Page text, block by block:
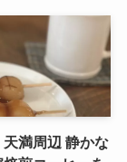
満周辺 静かな